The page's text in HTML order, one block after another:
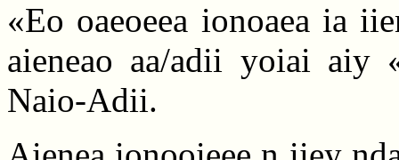
«Eo oaeoeea ionoaea ia
aieneao aa/adii yoiai aiy
Naio-Adii.